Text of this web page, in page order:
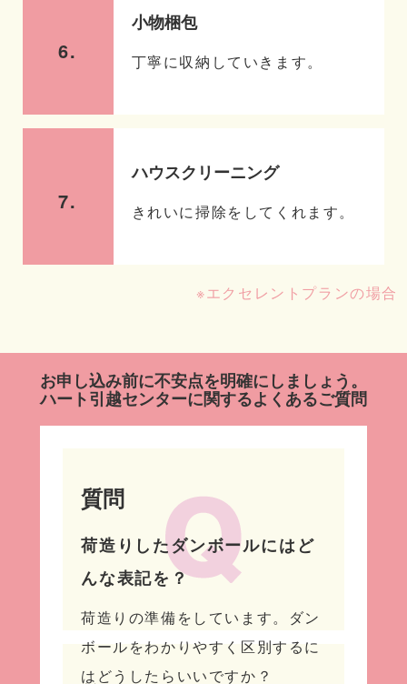
6.
小物梱包
丁寧に収納していきます。
7.
ハウスクリーニング
きれいに掃除をしてくれます。
※エクセレントプランの場合
お申し込み前に不安点を明確にしましょう。
ハート引越センターに関するよくあるご質問
質問
荷造りしたダンボールにはど
んな表記を？
荷造りの準備をしています。ダン
ボールをわかりやすく区別するに
はどうしたらいいですか？